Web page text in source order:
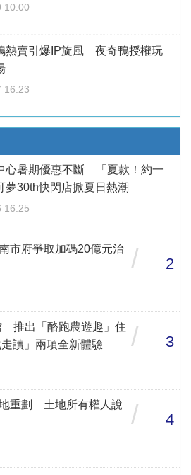
10:00
熱賣引爆IP旋風 夜奇鴨授權玩
16:23
心暑期優惠不斷 「夏款！約一
夢30th快閃店掀夏日熱潮
16:25
市府爭取加碼20億元治
/ 2
推出「酪跑農遊趣」住
讀」兩項全新體驗
/ 3
重劃 土地所有權人說
/ 4